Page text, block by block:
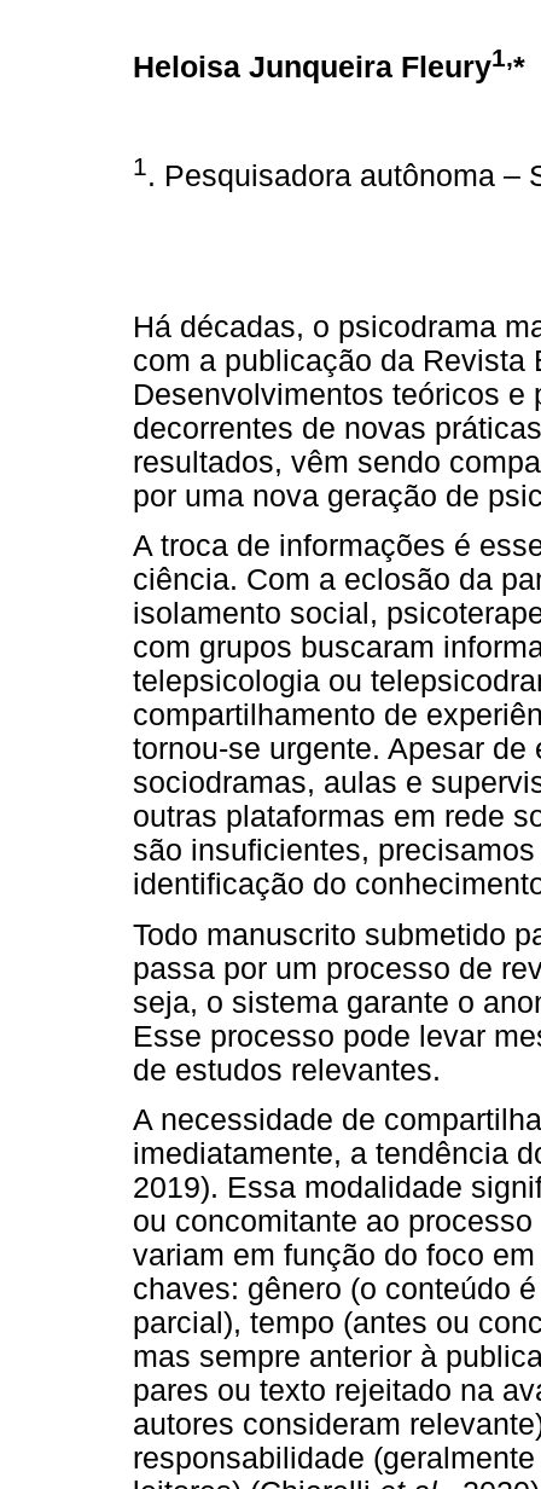
Heloisa Junqueira Fleury1,*
1 . Pesquisadora autônoma –
Há décadas, o psicodrama
com a publicação da Revista
Desenvolvimentos teóricos
decorrentes de novas
resultados, vêm sendo
por uma nova geração de
A troca de informações é
ciência. Com a eclosão da
isolamento social,
com grupos buscaram
telepsicologia ou
compartilhamento de
tornou-se urgente. Apesar
sociodramas, aulas e
outras plataformas em rede
são insuficientes,
identificação do
Todo manuscrito submetido
passa por um processo de
seja, o sistema garante o
Esse processo pode levar
de estudos relevantes.
A necessidade de
imediatamente, a tendência
2019). Essa modalidade
ou concomitante ao
variam em função do foco
chaves: gênero (o conteúdo
parcial), tempo (antes ou
mas sempre anterior à
pares ou texto rejeitado na
autores consideram
responsabilidade